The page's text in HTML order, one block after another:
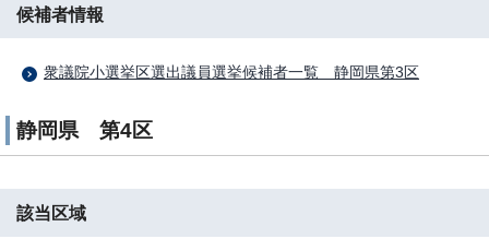
候補者情報
衆議院小選挙区選出議員選挙候補者一覧 静岡県第3区
静岡県 第4区
該当区域